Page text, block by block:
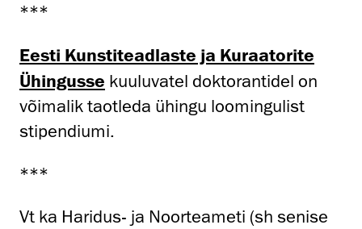
***
Eesti Kunstiteadlaste ja Kuraatorite
Ühingusse kuuluvatel doktorantidel on
võimalik taotleda ühingu loomingulist
stipendiumi.
***
Vt ka Haridus- ja Noorteameti (sh senise